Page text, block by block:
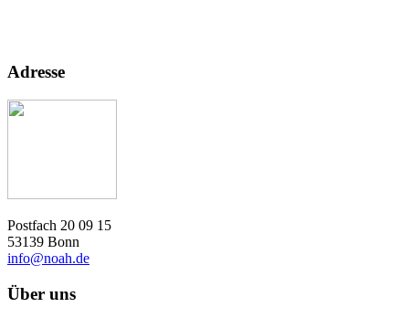
Adresse
Postfach 20 09 15
53139 Bonn
info@noah.de
Über uns